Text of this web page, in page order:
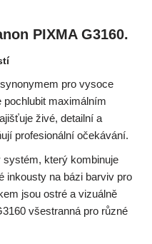
PIXMA G3160.
pro vysoce
maximálním
živé, detailní a
profesionální očekávání.
který kombinuje
inkousty na bázi barviv pro
jsou ostré a vizuálně
všestranná pro různé